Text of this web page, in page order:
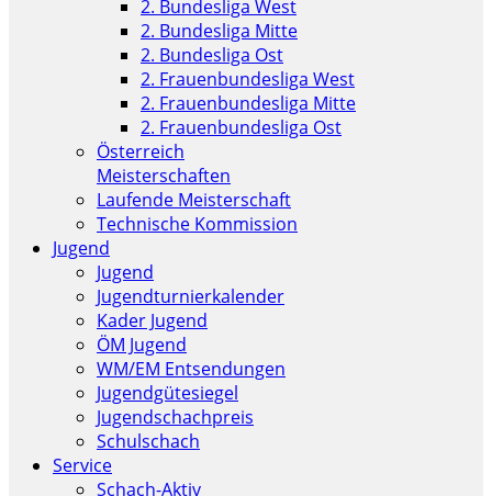
2. Bundesliga West
2. Bundesliga Mitte
2. Bundesliga Ost
2. Frauenbundesliga West
2. Frauenbundesliga Mitte
2. Frauenbundesliga Ost
Österreich
Meisterschaften
Laufende Meisterschaft
Technische Kommission
Jugend
Jugend
Jugendturnierkalender
Kader Jugend
ÖM Jugend
WM/EM Entsendungen
Jugendgütesiegel
Jugendschachpreis
Schulschach
Service
Schach-Aktiv